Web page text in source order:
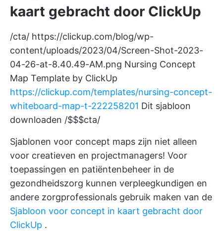
kaart gebracht door ClickUp
/cta/ https://clickup.com/blog/wp-
content/uploads/2023/04/Screen-Shot-2023-
04-26-at-8.40.49-AM.png Nursing Concept
Map Template by ClickUp
https://clickup.com/templates/nursing-concept-
whiteboard-map-t-222258201 Dit sjabloon
downloaden /$$$cta/
Sjablonen voor concept maps zijn niet alleen
voor creatieven en projectmanagers! Voor
toepassingen en patiëntenbeheer in de
gezondheidszorg kunnen verpleegkundigen en
andere zorgprofessionals gebruik maken van de
Sjabloon voor concept in kaart gebracht door
ClickUp .